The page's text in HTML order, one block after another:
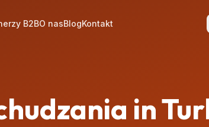
B2BO nasBlogKontakt
in